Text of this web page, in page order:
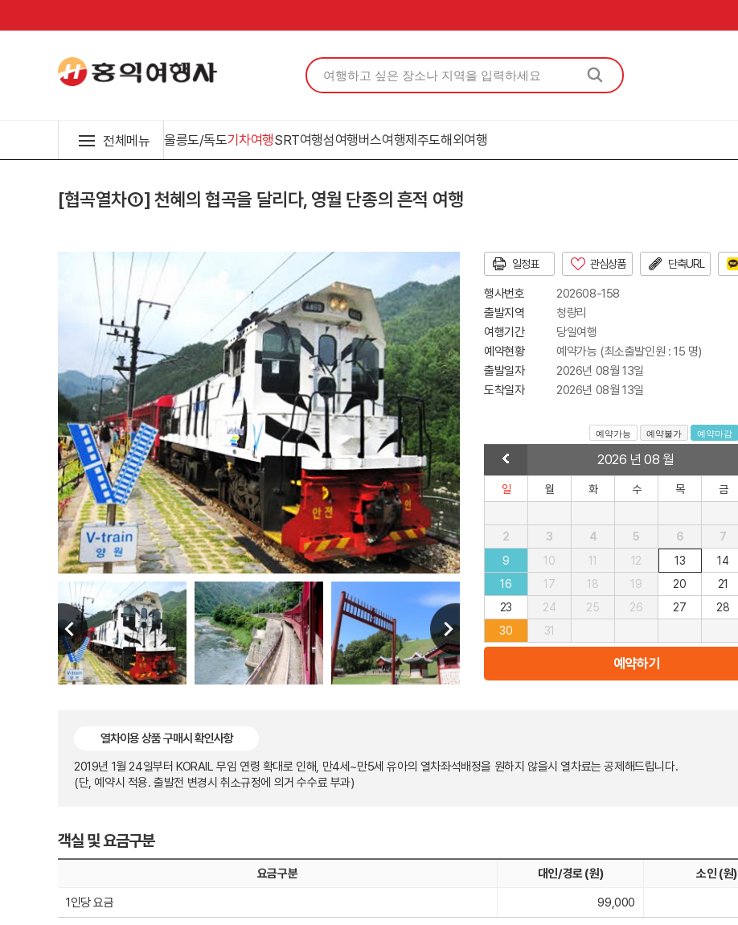
전체메뉴 울릉도/독도기차여행SRT여행섬여행버스여행제주도해외여행
[협곡열차①] 천혜의 협곡을 달리다, 영월 단종의 흔적 여행
일정표 관심상품 단축URL
행사번호
202608-158
출발지역
청량리
여행기간
당일여행
예약현황
예약가능 (최소출발인원 : 15 명)
출발일자
2026년 08월 13일
도착일자
2026년 08월 13일
2026 년 08 월
일 월 화 수 목 금
2
3 4 5 6 7
9
10 11 12 13 14
16
17 18 19 20 21
23
24 25 26 27 28
30
31
예약하기
열차이용 상품 구매시 확인사항
2019년 1월 24일부터 KORAIL 무임 연령 확대로 인해, 만4세~만5세 유아의 열차좌석배정을 원하지 않을시 열차료는 공제해드립니다.
(단, 예약시 적용. 출발전 변경시 취소규정에 의거 수수료 부과)
객실 및 요금구분
요금구분 대인/경로 (원)
소인 (원)
1인당 요금
99,000